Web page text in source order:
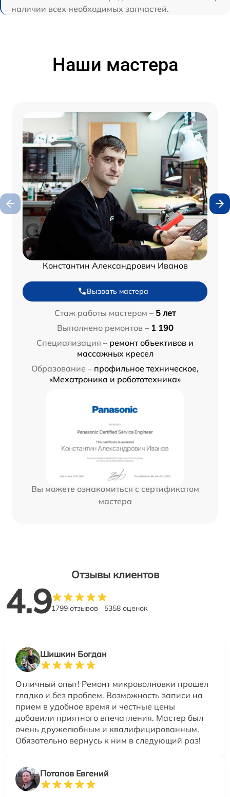
наличии всех необходимых запчастей.
Наши мастера
Константин Александрович Иванов
Вызвать мастера
Стаж работы мастером – 5 лет
Выполнено ремонтов – 1 190
Специализация – ремонт объективов и
массажных кресел
Образование – профильное техническое,
«Мехатроника и робототехника»
Вы можете ознакомиться с сертификатом
мастера
Отзывы клиентов
4.91799 отзывов 5358 оценок
Шишкин Богдан
Отличный опыт! Ремонт микроволновки прошел
гладко и без проблем. Возможность записи на
прием в удобное время и честные цены
добавили приятного впечатления. Мастер был
очень дружелюбным и квалифицированным.
Обязательно вернусь к ним в следующий раз!
Потапов Евгений